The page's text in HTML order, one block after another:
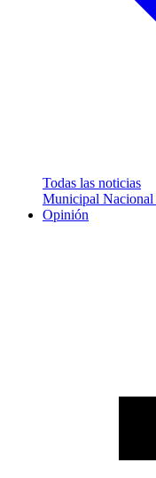
Todas las noticias
Municipal Nacional
Opinión